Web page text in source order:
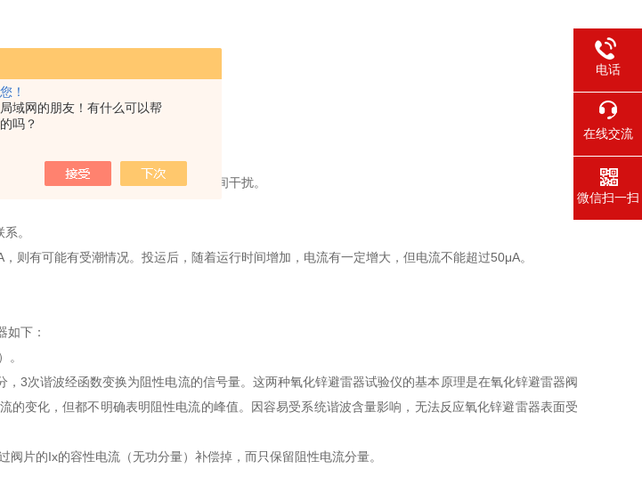
！
域网的朋友！有什么可以帮
吗？
压等级避雷器在现场带电测量时其相间干扰。
。
有可能有受潮情况。投运后，随着运行时间增加，电流有一定增大，但电流不能超过50μA。
如下：
。
3次谐波经函数变换为阻性电流的信号量。这两种氧化锌避雷器试验仪的基本原理是在氧化锌避雷器阀
变化，但都不明确表明阻性电流的峰值。因容易受系统谐波含量影响，无法反应氧化锌避雷器表面受
片的Ix的容性电流（无功分量）补偿掉，而只保留阻性电流分量。
电话
在线交流
微信扫一扫